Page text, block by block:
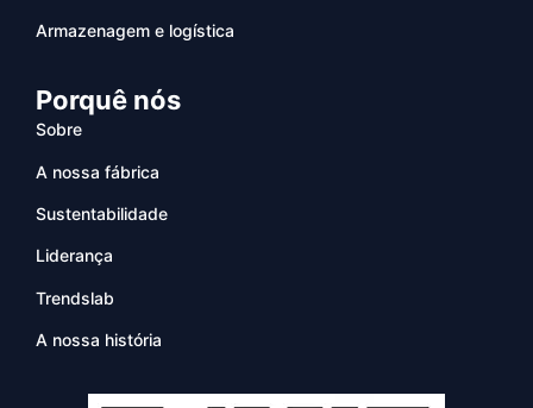
Armazenagem e logística
Porquê nós
Sobre
A nossa fábrica
Sustentabilidade
Liderança
Trendslab
A nossa história